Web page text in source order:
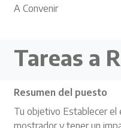
A Convenir
Tareas a
Resumen del puesto
Tu objetivo Establecer el
mostrador y tener un